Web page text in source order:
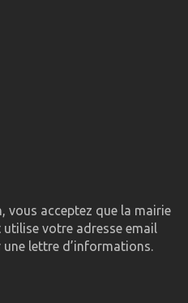
vous acceptez que la mairie
votre adresse email
lettre d’informations.